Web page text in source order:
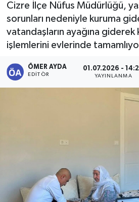
Cizre İlçe Nüfus Müdürlüğü,
sorunları nedeniyle kuruma
vatandaşların ayağına giderek
işlemlerini evlerinde
ÖMER AYDA
EDITÖR
01.07.2026 -
YAYINLANMA
Sağlık
Eğitim
Kültür - Sanat
Yazarlar
Tüm Manşetler
Son Dakika Haberleri
Haber Arşivi